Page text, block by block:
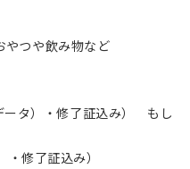
やつや飲み物など
タ）・修了証込み） もし
修了証込み）